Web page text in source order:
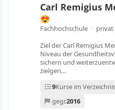
Carl Remigius
😍
Fachhochschule · privat
Ziel der Carl Remigius
Niveau der
sichern und
zielgeri…
9Kurse im
gegr.2016